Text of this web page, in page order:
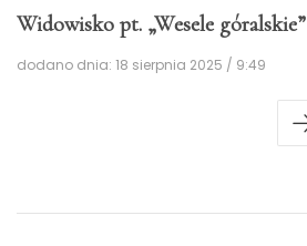
Widowisko pt. „Wesele góralskie”
dodano dnia: 18 sierpnia 2025 / 9:49